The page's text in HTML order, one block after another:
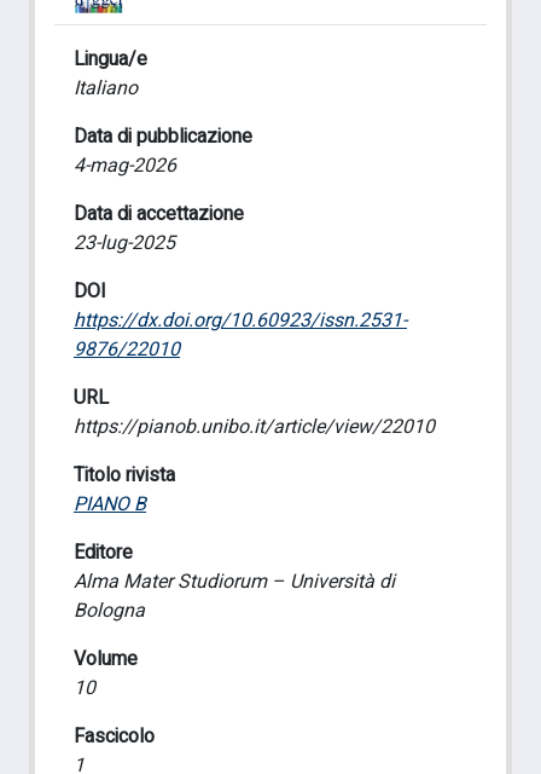
Lingua/e
Italiano
Data di pubblicazione
4-mag-2026
Data di accettazione
23-lug-2025
DOI
https://dx.doi.org/10.60923/issn.2531-
9876/22010
URL
https://pianob.unibo.it/article/view/22010
Titolo rivista
PIANO B
Editore
Alma Mater Studiorum – Università di
Bologna
Volume
10
Fascicolo
1